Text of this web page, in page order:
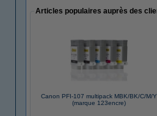
Articles populaires auprès des
Canon PFI-107 multipack MBK/BK/C/M/Y
(marque 123encre)